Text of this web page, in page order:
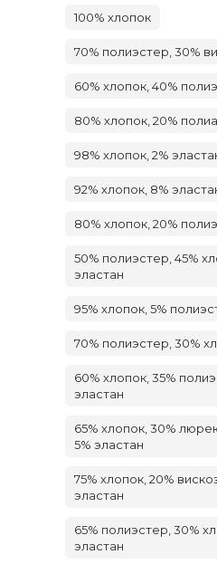
100% хлопок
70% полиэстер, 30%
60% хлопок, 40%
80% хлопок, 20%
98% хлопок, 2%
92% хлопок, 8%
80% хлопок, 20%
50% полиэстер, 45%
эластан
95% хлопок, 5%
70% полиэстер, 30%
60% хлопок, 35%
эластан
65% хлопок, 30%
5% эластан
75% хлопок, 20%
эластан
65% полиэстер, 30%
эластан